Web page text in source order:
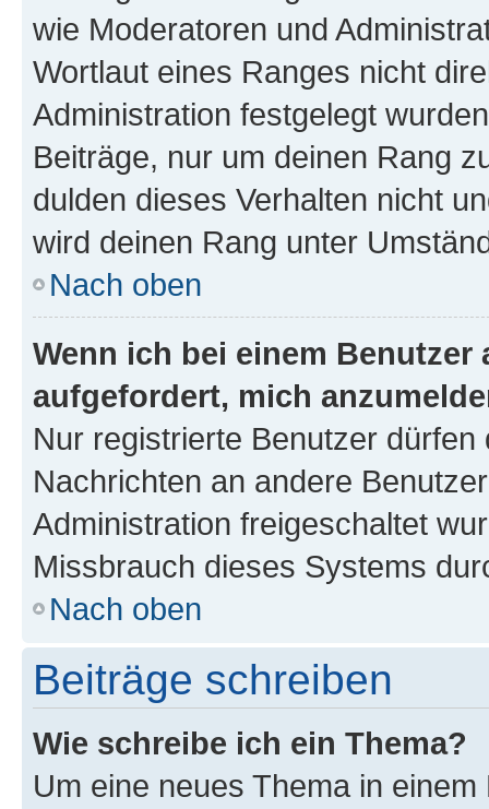
wie Moderatoren und
Wortlaut eines Ranges nicht
Administration festgelegt
Beiträge, nur um deinen Rang
dulden dieses Verhalten nicht
wird deinen Rang unter
Nach oben
Wenn ich bei einem
aufgefordert, mich
Nur registrierte Benutzer
Nachrichten an andere
Administration freigeschaltet
Missbrauch dieses Systems
Nach oben
Beiträge schreiben
Wie schreibe ich ein Thema?
Um eine neues Thema in